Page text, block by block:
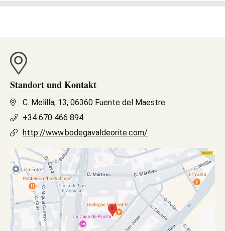
Standort und Kontakt
C. Melilla, 13, 06360 Fuente del Maestre
+34 670 466 894
http://www.bodegavaldeorite.com/